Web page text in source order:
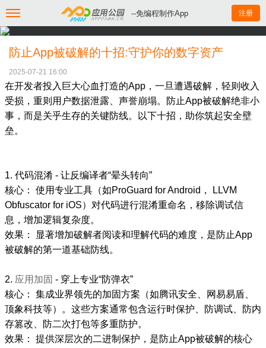
--免编程制作App 注册
防止App被破解的十招:守护你的数字资产
2025-07-21 16:00
在开发者投入巨大心血打造的App，一旦遭遇破解，轻则收入
受损，重则用户数据泄露、声誉崩塌。防止App被破解绝非小
事，而是关乎生存的关键防线。以下十招，助你筑起安全壁
垒。
1. 代码混淆 - 让反编译者“晕头转向”
核心： 使用专业工具（如ProGuard for Android， LLVM
Obfuscator for iOS）对代码进行混淆重命名，移除调试信
息，增加逻辑复杂度。
效果： 显著增加破解者阅读和理解代码的难度，是防止App
被破解的第一道基础防线。
2. 应用加固 - 穿上专业“防弹衣”
核心： 集成业界领先的加固方案（如腾讯安全、网易易盾、
顶象科技等）。这些方案通常包含运行时保护、防调试、防内
存篡改、防二次打包等多重防护。
效果： 提供深层次的二进制保护，是防止App被破解的核心